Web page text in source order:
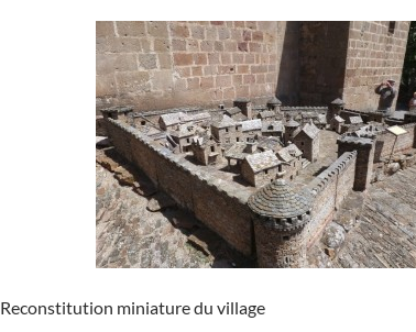
Reconstitution miniature du village